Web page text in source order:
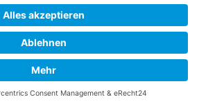
& Co. KG |Impressum|